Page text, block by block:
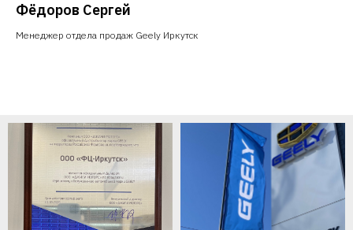
Фёдоров Сергей
Менеджер отдела продаж Geely Иркутск